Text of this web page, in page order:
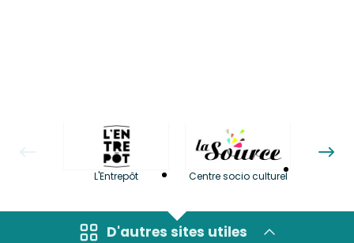
L'Entrepôt Centre socio culturel
D'autres sites utiles